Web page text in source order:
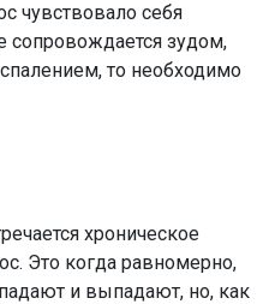
чувствовало себя
сопровождается зудом,
то необходимо
хроническое
Это когда равномерно,
и выпадают, но, как